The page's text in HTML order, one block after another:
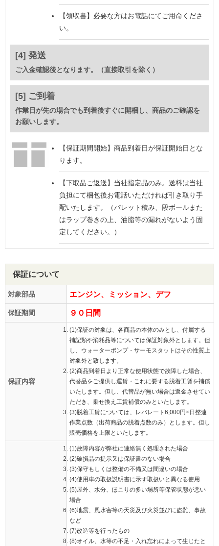
【領収書】 必要な方はお電話にてご用命くださ
い。
[4] 発送
ご入金確認後となります。（直接取引を除く）
[5] ご到着
作業日が先の場合でも到着後すぐに開梱し、商品のご確認を
お願いします。
【保証期間開始】 商品到着日が保証開始日とな
ります。
【下取品ご返送】 当社指定品のみ。送料は当社
負担にて梱包後お電話いただければ引き取り手
配いたします。（パレット積み、段ボールまた
はラップ巻きの上、油脂等の漏れがないよう固
定してください。）
保証について
対象部品 エンジン、ミッション、デフ
保証期間 ９０日間
保証内容
(1)保証の対象は、各商品の本体のみとし、付属する
補記類や消耗品等については保証対象外とします。但
し、ウォーターポンプ・サーモスタットはその性質上
対象外と致します。
(2)商品到着日より正常な使用状態で故障した場合、
代替品をご提供し運賃・これに要する脱着工賃を補償
いたします。但し、代替品が無い場合は返金させてい
ただき、乗せ換え工賃補償のみといたします。
(3)脱着工賃については、レバレート6,000円×日整連
作業点数（出荷商品の脱着点数のみ）とします。但し
販売価格を上限といたします。
(1)故障内容が弊社に連絡無く処理された場合
(2)破損品の提示又は保証書のない場合
(3)保守もしくは整備の不備又は間違いの場合
(4)使用車の取扱説明書に示す取扱いと異なる使用
(5)屋外、水分、ほこりの多い場所等保管状態が悪い
場合
(6)地震、風水害等の天災及び火災並びに盗難、事故
など
(7)改造等を行ったもの
(8)オイル、水等の不足・入れ忘れによって生じたと